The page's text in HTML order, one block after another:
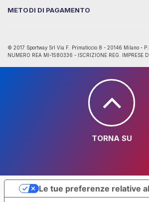
METODI DI PAGAMENTO
© 2017 Sportway Srl Via F. Primaticcio 8 - 20146 Milano -
NUMERO REA MI-1580336 - ISCRIZIONE REG.
TORNA SU
Le tue preferenze relative